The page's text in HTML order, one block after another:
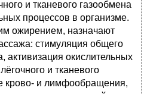
и тканевого газообмена
процессов в организме.
ожирением, назначают
стимуляция общего
активизация окислительных
и тканевого
крово- и лимфообращения,